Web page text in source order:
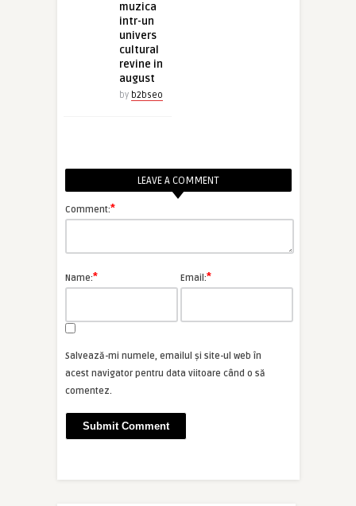
muzica
intr-un
univers
cultural
revine in
august
by b2bseo
LEAVE A COMMENT
Comment:*
Name:* Email:*
Salvează-mi numele, emailul și site-ul web în
acest navigator pentru data viitoare când o să
comentez.